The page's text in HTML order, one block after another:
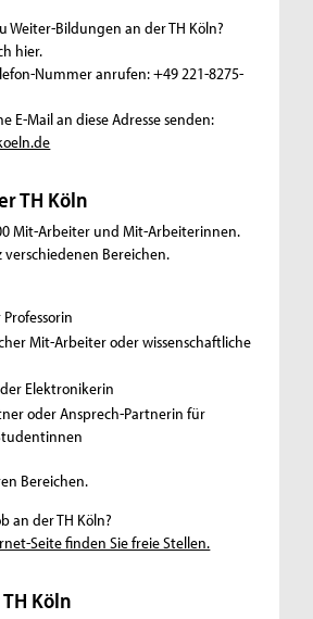
Weiter-Bildungen an der TH Köln?
hier.
Nummer anrufen: +49 221-8275-
E-Mail an diese Adresse senden:
TH Köln
Mit-Arbeiter und Mit-Arbeiterinnen.
Bereichen.
Mit-Arbeiter oder wissenschaftliche
Elektronikerin
oder Ansprech-Partnerin für
Bereichen.
an der TH Köln?
Seite finden Sie freie Stellen.
Köln